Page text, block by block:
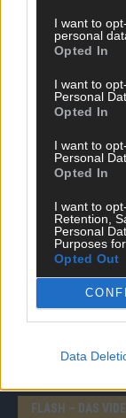
I want to
personal
Opted In
I want to
Personal
Opted In
I want to
Personal
Opted In
I want to
Retention,
Personal
Purposes
Opted Out
Data
Politik & Co
Money Matters
Tipps & Tricks
Streams & Storys
FLASH – DAS